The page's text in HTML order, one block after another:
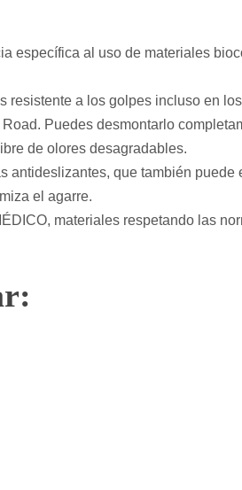
específica al uso de materiales
resistente a los golpes incluso en
Puedes desmontarlo
de olores desagradables.
antideslizantes, que también
el agarre.
materiales respetando las